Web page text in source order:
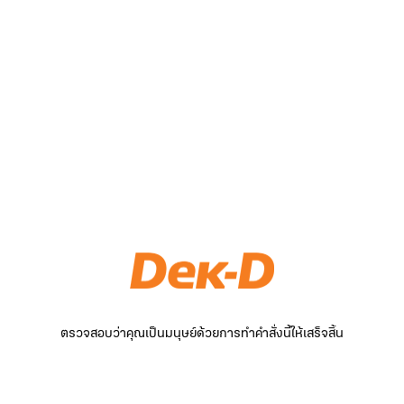
ตรวจสอบว่าคุณเป็นมนุษย์ด้วยการทำคำสั่งนี้ให้เสร็จสิ้น